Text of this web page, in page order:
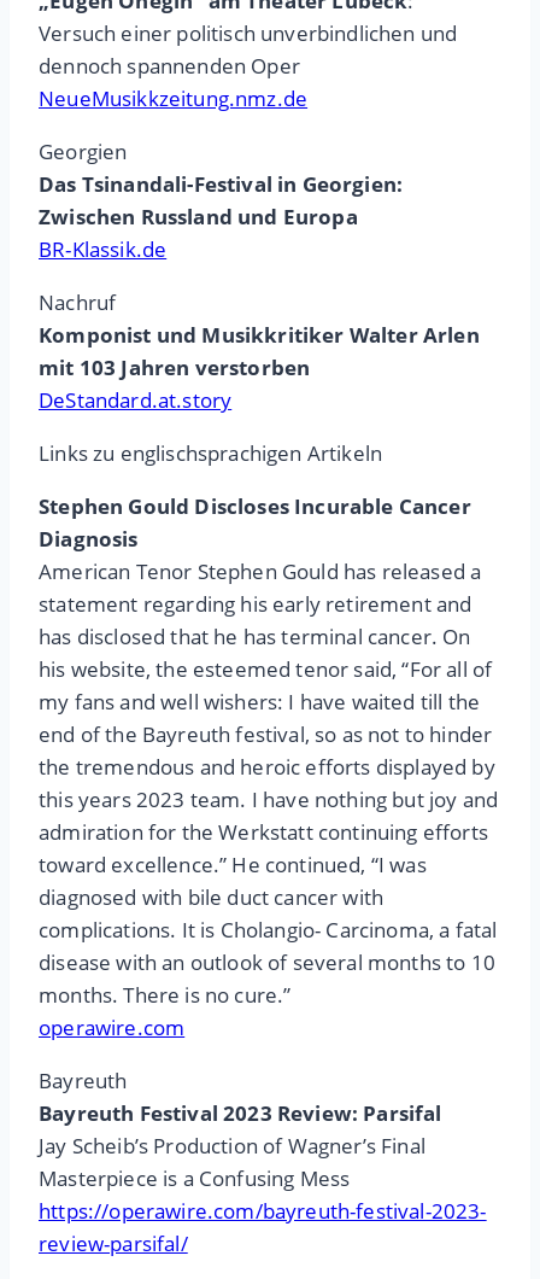
Versuch einer politisch unverbindlichen und
dennoch spannenden Oper
NeueMusikkzeitung.nmz.de
Georgien
Das Tsinandali-Festival in Georgien:
Zwischen Russland und Europa
BR-Klassik.de
Nachruf
Komponist und Musikkritiker Walter Arlen
mit 103 Jahren verstorben
DeStandard.at.story
Links zu englischsprachigen Artikeln
Stephen Gould Discloses Incurable Cancer
Diagnosis
American Tenor Stephen Gould has released a
statement regarding his early retirement and
has disclosed that he has terminal cancer. On
his website, the esteemed tenor said, “For all of
my fans and well wishers: I have waited till the
end of the Bayreuth festival, so as not to hinder
the tremendous and heroic efforts displayed by
this years 2023 team. I have nothing but joy and
admiration for the Werkstatt continuing efforts
toward excellence.” He continued, “I was
diagnosed with bile duct cancer with
complications. It is Cholangio- Carcinoma, a fatal
disease with an outlook of several months to 10
months. There is no cure.”
operawire.com
Bayreuth
Bayreuth Festival 2023 Review: Parsifal
Jay Scheib’s Production of Wagner’s Final
Masterpiece is a Confusing Mess
https://operawire.com/bayreuth-festival-2023-
review-parsifal/